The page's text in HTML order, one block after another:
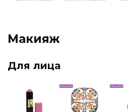
Макияж
Для лица